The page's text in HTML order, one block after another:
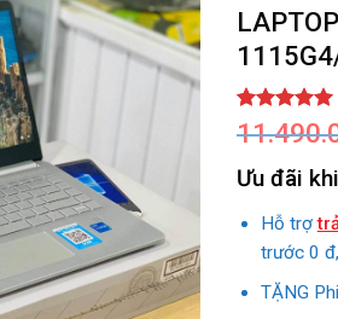
5.00
trên 5
dựa trên
6
đánh giá
Ưu đãi
Hỗ trợ
trước 0
TẶNG